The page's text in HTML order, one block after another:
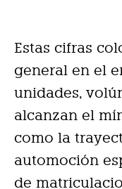
Estas cifras
general en el
unidades,
alcanzan el
como la
automoción
de